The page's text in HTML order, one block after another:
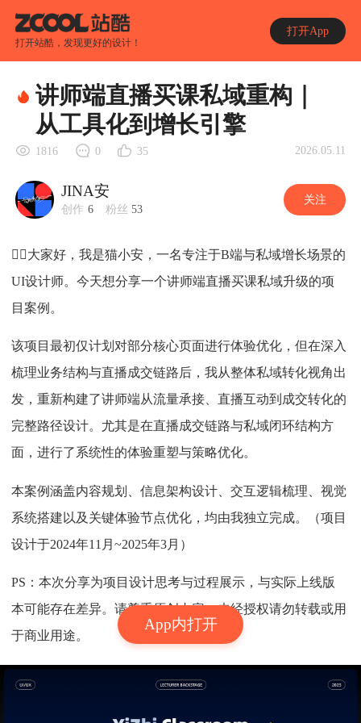
打开站酷，发现更好的设计！
打开App
App内打开
讲师端直播买课私域重构｜
从工具化到增长引擎
1816 0 35 2026.05.11
JINA安
创作 6 粉丝 53
关注
🕵️‍♂️大家好，我是猫小安，一名专注于B端与私域增长场景的
UI设计师。今天想分享一个讲师端直播买课私域升级的项
目案例。
该项目最初仅计划对部分核心页面进行体验优化，但在深入
梳理业务结构与直播成交链路后，我从整体私域转化视角出
发，重新构建了讲师端从流量承接、直播互动到成交转化的
完整路径设计。尤其是在直播成交链路与私域闭环结构方
面，进行了系统性的体验重塑与策略优化。
本案例涵盖内容规划、信息架构设计、交互逻辑梳理、视觉
系统搭建以及关键体验节点优化，均由我独立完成。（项目
设计于2024年11月~2025年3月）
PS：本次分享为项目设计思考与过程展示，与实际上线版
本可能存在差异。请尊重原创内容，未经授权请勿转载或用
于商业用途。